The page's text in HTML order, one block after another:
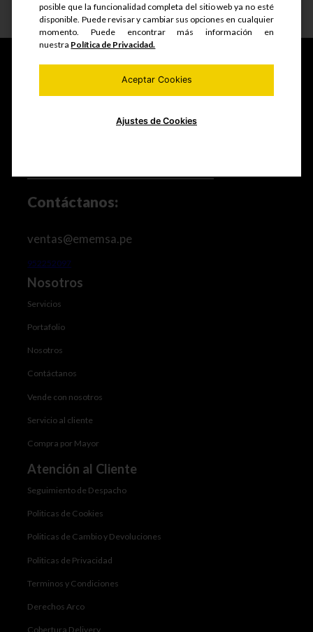
Ver detalle
Fabricamos y comercializamos productos seriados,
equipos mineros e industriales, trabajos de maestranza
Contáctanos:
ventas@ememsa.pe
952252097
Nosotros
Servicios
Portafolio
Nosotros
Contáctanos
Vende con nosotros
Servicio al cliente
Compra por Mayor
Atención al Cliente
Seguimiento de Despacho
Politicas de Cookies
Politicas de Cambio y Devoluciones
Politicas de Privacidad
Terminos y Condiciones
Derechos Arco
Cobertura Delivery
posible que la funcionalidad completa del sitio web ya no esté
disponible. Puede revisar y cambiar sus opciones en cualquier
momento. Puede encontrar más información en
nuestra Política de Privacidad.
Aceptar Cookies
Ajustes de Cookies